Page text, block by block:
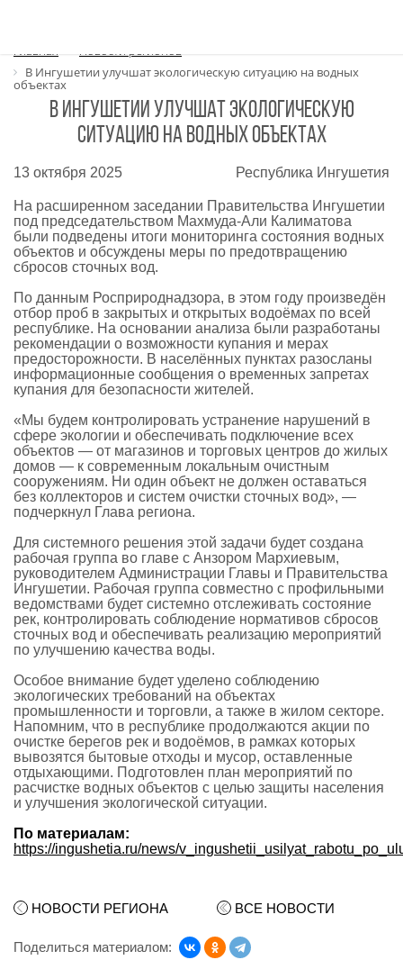
Главная
Новости регионов
В Ингушетии улучшат экологическую ситуацию на водных
объектах
В Ингушетии улучшат экологическую
ситуацию на водных объектах
13 октября 2025 Республика Ингушетия
На расширенном заседании Правительства Ингушетии
под председательством Махмуда-Али Калиматова
были подведены итоги мониторинга состояния водных
объектов и обсуждены меры по предотвращению
сбросов сточных вод.
По данным Росприроднадзора, в этом году произведён
отбор проб в закрытых и открытых водоёмах по всей
республике. На основании анализа были разработаны
рекомендации о возможности купания и мерах
предосторожности. В населённых пунктах разосланы
информационные сообщения о временных запретах
купания для безопасности жителей.
«Мы будем контролировать устранение нарушений в
сфере экологии и обеспечивать подключение всех
объектов — от магазинов и торговых центров до жилых
домов — к современным локальным очистным
сооружениям. Ни один объект не должен оставаться
без коллекторов и систем очистки сточных вод», —
подчеркнул Глава региона.
Для системного решения этой задачи будет создана
рабочая группа во главе с Анзором Мархиевым,
руководителем Администрации Главы и Правительства
Ингушетии. Рабочая группа совместно с профильными
ведомствами будет системно отслеживать состояние
рек, контролировать соблюдение нормативов сбросов
сточных вод и обеспечивать реализацию мероприятий
по улучшению качества воды.
Особое внимание будет уделено соблюдению
экологических требований на объектах
промышленности и торговли, а также в жилом секторе.
Напомним, что в республике продолжаются акции по
очистке берегов рек и водоёмов, в рамках которых
вывозятся бытовые отходы и мусор, оставленные
отдыхающими. Подготовлен план мероприятий по
расчистке водных объектов с целью защиты населения
и улучшения экологической ситуации.
По материалам:
https://ingushetia.ru/news/
НОВОСТИ РЕГИОНА ВСЕ НОВОСТИ
Поделиться материалом: